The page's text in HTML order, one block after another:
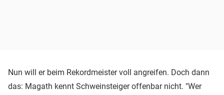
Nun will er beim Rekordmeister voll angreifen. Doch dann
das: Magath kennt Schweinsteiger offenbar nicht. "Wer